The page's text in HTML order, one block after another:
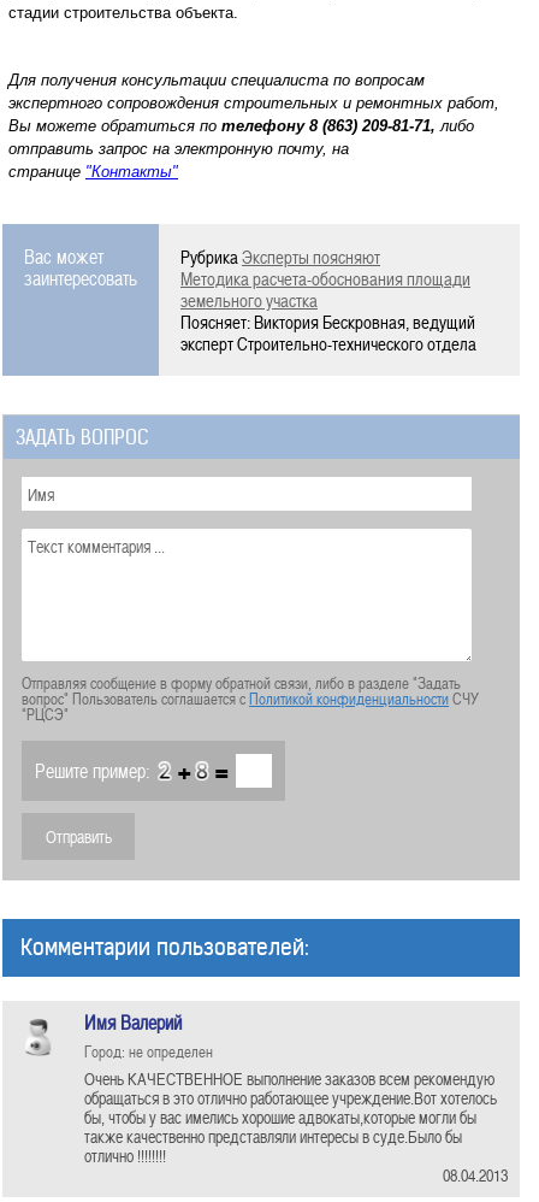
стадии строительства объекта.
Для получения консультации специалиста по вопросам
экспертного сопровождения строительных и ремонтных работ,
Вы можете обратиться по телефону 8 (863) 209-81-71, либо
отправить запрос на электронную почту, на
странице "Контакты"
Вас может
заинтересовать
РубрикаЭксперты поясняют
Методика расчета-обоснования площади
земельного участка
Поясняет: Виктория Бескровная, ведущий
эксперт Строительно-технического отдела
ЗАДАТЬ ВОПРОС
Отправляя сообщение в форму обратной связи, либо в разделе "Задать
вопрос" Пользователь соглашается сПолитикой конфиденциальностиСЧУ
"РЦСЭ"
Решите пример: + =
Комментарии пользователей:
Имя Валерий
Город: не определен
Очень КАЧЕСТВЕННОЕ выполнение заказов всем рекомендую
обращаться в это отлично работающее учреждение.Вот хотелось
бы, чтобы у вас имелись хорошие адвокаты,которые могли бы
также качественно представляли интересы в суде.Было бы
отлично !!!!!!!!
08.04.2013